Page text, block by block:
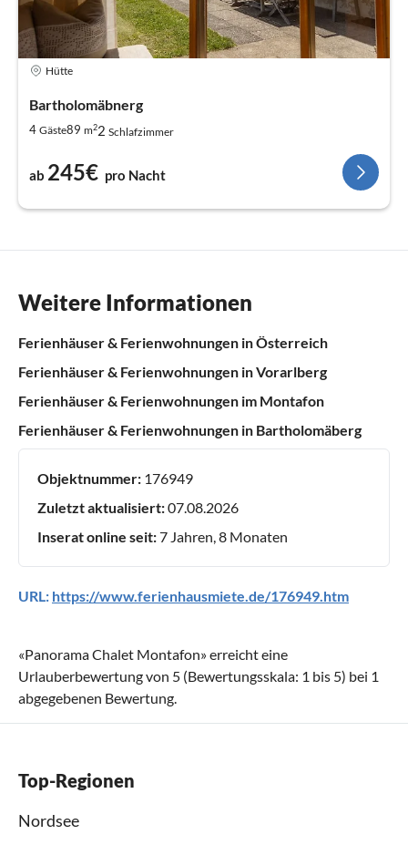
Hütte
Bartholomäbnerg
4 Gäste89 m22 Schlafzimmer
ab 245€ pro Nacht
Weitere Informationen
Ferienhäuser & Ferienwohnungen in Österreich
Ferienhäuser & Ferienwohnungen in Vorarlberg
Ferienhäuser & Ferienwohnungen im Montafon
Ferienhäuser & Ferienwohnungen in Bartholomäberg
Objektnummer: 176949
Zuletzt aktualisiert:07.08.2026
Inserat online seit:7 Jahren, 8 Monaten
URL: https://www.ferienhausmiete.de/176949.htm
«Panorama Chalet Montafon» erreicht eine
Urlauberbewertung von 5 (Bewertungsskala: 1 bis 5) bei 1
abgegebenen Bewertung.
Top-Regionen
Nordsee